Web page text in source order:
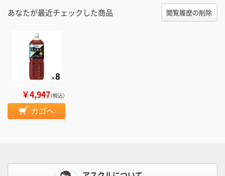
あなたが最近チェックした商品 閲覧履歴の削除
￥4,947（税込）
カゴへ